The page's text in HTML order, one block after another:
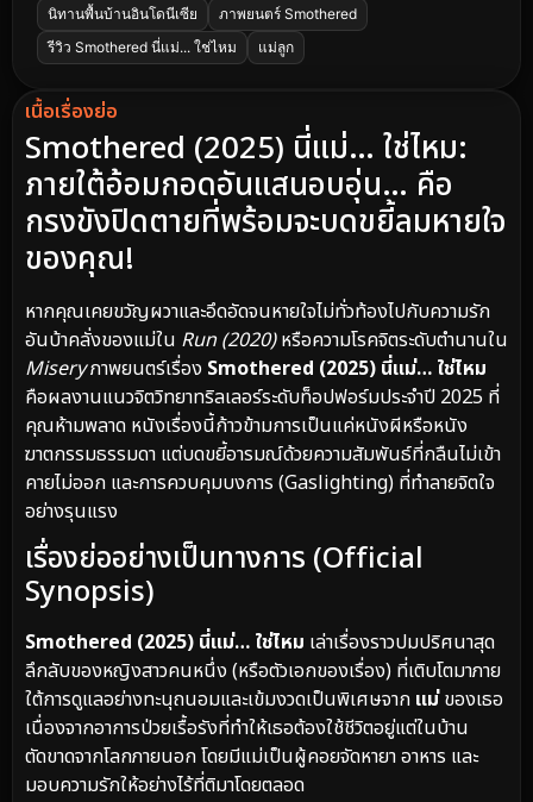
นิทานพื้นบ้านอินโดนีเซีย
ภาพยนตร์ Smothered
รีวิว Smothered นี่แม่... ใช่ไหม
แม่ลูก
เนื้อเรื่องย่อ
Smothered (2025) นี่แม่… ใช่ไหม:
ภายใต้อ้อมกอดอันแสนอบอุ่น… คือ
กรงขังปิดตายที่พร้อมจะบดขยี้ลมหายใจ
ของคุณ!
หากคุณเคยขวัญผวาและอึดอัดจนหายใจไม่ทั่วท้องไปกับความรัก
อันบ้าคลั่งของแม่ใน Run (2020)หรือความโรคจิตระดับตำนานใน
Miseryภาพยนตร์เรื่อง Smothered (2025) นี่แม่… ใช่ไหม
คือผลงานแนวจิตวิทยาทริลเลอร์ระดับท็อปฟอร์มประจำปี 2025 ที่
คุณห้ามพลาด หนังเรื่องนี้ก้าวข้ามการเป็นแค่หนังผีหรือหนัง
ฆาตกรรมธรรมดา แต่บดขยี้อารมณ์ด้วยความสัมพันธ์ที่กลืนไม่เข้า
คายไม่ออก และการควบคุมบงการ (Gaslighting) ที่ทำลายจิตใจ
อย่างรุนแรง
เรื่องย่ออย่างเป็นทางการ (Official
Synopsis)
Smothered (2025) นี่แม่… ใช่ไหม เล่าเรื่องราวปมปริศนาสุด
ลึกลับของหญิงสาวคนหนึ่ง (หรือตัวเอกของเรื่อง) ที่เติบโตมาภาย
ใต้การดูแลอย่างทะนุถนอมและเข้มงวดเป็นพิเศษจาก แม่ของเธอ
เนื่องจากอาการป่วยเรื้อรังที่ทำให้เธอต้องใช้ชีวิตอยู่แต่ในบ้าน
ตัดขาดจากโลกภายนอก โดยมีแม่เป็นผู้คอยจัดหายา อาหาร และ
มอบความรักให้อย่างไร้ที่ติมาโดยตลอด